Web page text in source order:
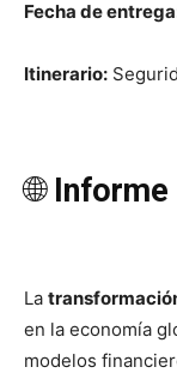
Fecha de
Itinerario:
🌐
La
en la economía
modelos